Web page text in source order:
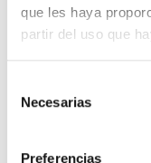
que les haya
partir del uso que
Necesarias
Preferencias